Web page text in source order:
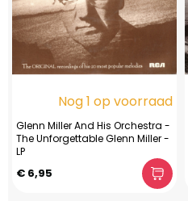
Nog 1 op voorraad
Glenn Miller And His Orchestra -
The Unforgettable Glenn Miller -
LP
€ 6,95